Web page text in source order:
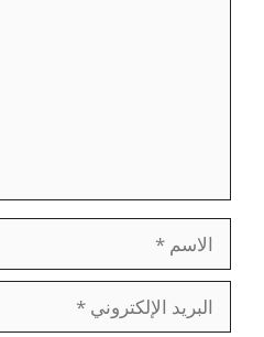
الاسم
البريد
الإلكتروني